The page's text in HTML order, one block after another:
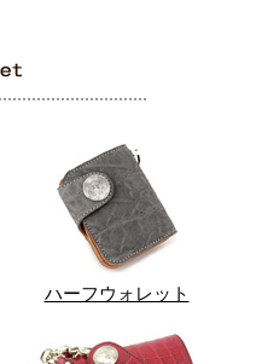
ハーフウォレット